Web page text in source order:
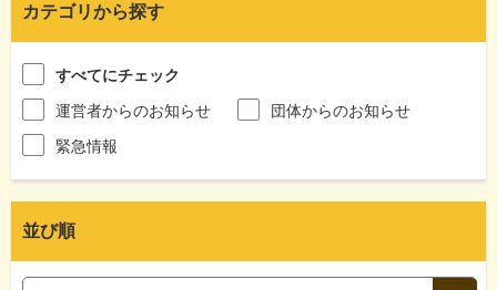
カテゴリから探す
すべてにチェック
運営者からのお知らせ
団体からのお知らせ
緊急情報
並び順